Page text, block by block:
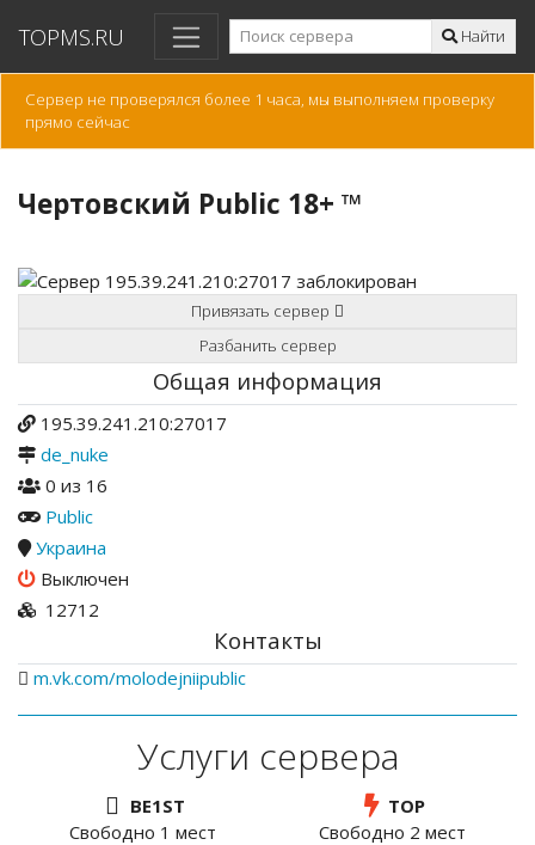
TOPMS.RU Найти
Сервер не проверялся более 1 часа, мы выполняем проверку
прямо сейчас
Чертовский Public 18+ ™
Привязать сервер
Разбанить сервер
Общая информация
195.39.241.210:27017
de_nuke
0 из 16
Public
Украина
Выключен
12712
Контакты
m.vk.com/molodejniipublic
Услуги сервера
BE1ST
Свободно 1 мест
TOP
Свободно 2 мест